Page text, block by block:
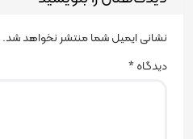
نشانی ایمیل شما منتشر نخواهد شد.
دیدگاه*